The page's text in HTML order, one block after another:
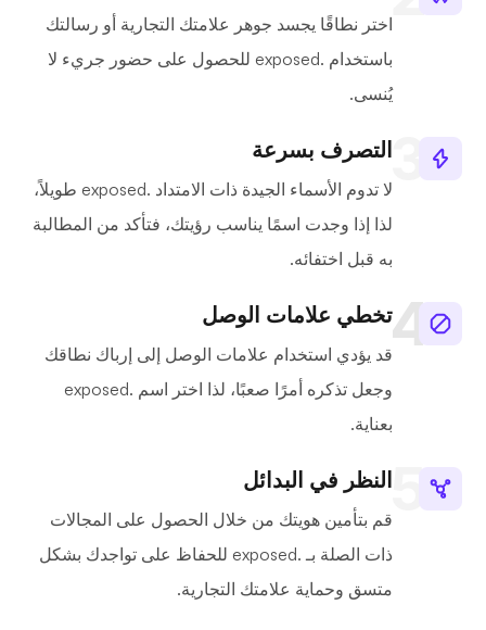
اختر نطاقًا يجسد جوهر علامتك التجارية أو رسالتك
باستخدام .exposed للحصول على حضور جريء لا
يُنسى.
التصرف بسرعة
لا تدوم الأسماء الجيدة ذات الامتداد .exposed طويلاً،
لذا إذا وجدت اسمًا يناسب رؤيتك، فتأكد من المطالبة
به قبل اختفائه.
تخطي علامات الوصل
قد يؤدي استخدام علامات الوصل إلى إرباك نطاقك
وجعل تذكره أمرًا صعبًا، لذا اختر اسم .exposed
بعناية.
النظر في البدائل
قم بتأمين هويتك من خلال الحصول على المجالات
ذات الصلة بـ .exposed للحفاظ على تواجدك بشكل
متسق وحماية علامتك التجارية.